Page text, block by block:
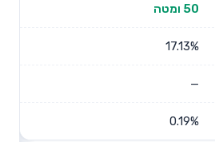
50 ומטה
17.13%
—
0.19%